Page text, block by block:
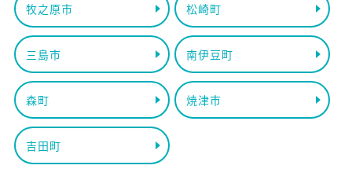
牧之原市 松崎町
三島市 南伊豆町
森町 焼津市
吉田町